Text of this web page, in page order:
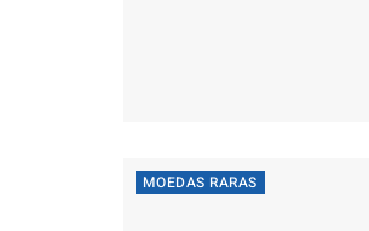
MOEDAS RARAS